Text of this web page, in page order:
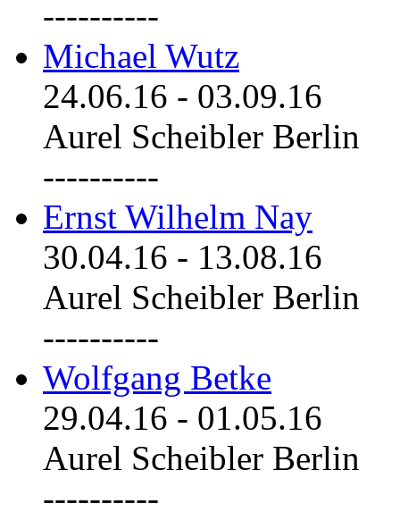
----------
Michael Wutz
24.06.16 - 03.09.16
Aurel Scheibler Berlin
----------
Ernst Wilhelm Nay
30.04.16 - 13.08.16
Aurel Scheibler Berlin
----------
Wolfgang Betke
29.04.16 - 01.05.16
Aurel Scheibler Berlin
----------